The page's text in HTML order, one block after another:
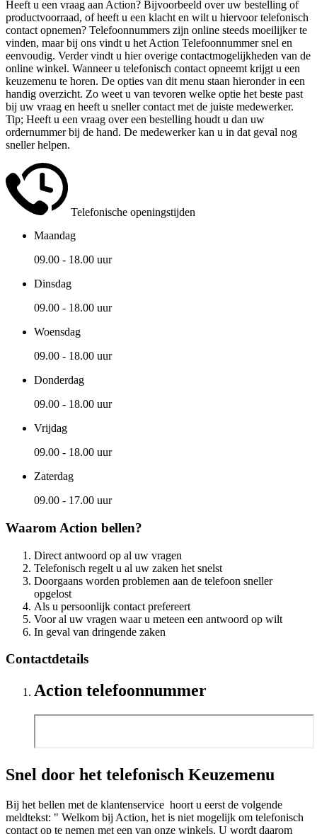
Heeft u een vraag aan Action? Bijvoorbeeld over uw bestelling of
productvoorraad, of heeft u een klacht en wilt u hiervoor telefonisch
contact opnemen? Telefoonnummers zijn online steeds moeilijker te
vinden, maar bij ons vindt u het Action Telefoonnummer snel en
eenvoudig. Verder vindt u hier overige contactmogelijkheden van de
online winkel. Wanneer u telefonisch contact opneemt krijgt u een
keuzemenu te horen. De opties van dit menu staan hieronder in een
handig overzicht. Zo weet u van tevoren welke optie het beste past
bij uw vraag en heeft u sneller contact met de juiste medewerker.
Tip; Heeft u een vraag over een bestelling houdt u dan uw
ordernummer bij de hand. De medewerker kan u in dat geval nog
sneller helpen.
Telefonische openingstijden
Maandag
09.00 - 18.00 uur
Dinsdag
09.00 - 18.00 uur
Woensdag
09.00 - 18.00 uur
Donderdag
09.00 - 18.00 uur
Vrijdag
09.00 - 18.00 uur
Zaterdag
09.00 - 17.00 uur
Waarom Action bellen?
Direct antwoord op al uw vragen
Telefonisch regelt u al uw zaken het snelst
Doorgaans worden problemen aan de telefoon sneller
opgelost
Als u persoonlijk contact prefereert
Voor al uw vragen waar u meteen een antwoord op wilt
In geval van dringende zaken
Contactdetails
Action telefoonnummer
Snel door het telefonisch Keuzemenu
Bij het bellen met de klantenservice hoort u eerst de volgende
meldtekst: " Welkom bij Action, het is niet mogelijk om telefonisch
contact op te nemen met een van onze winkels. U wordt daarom